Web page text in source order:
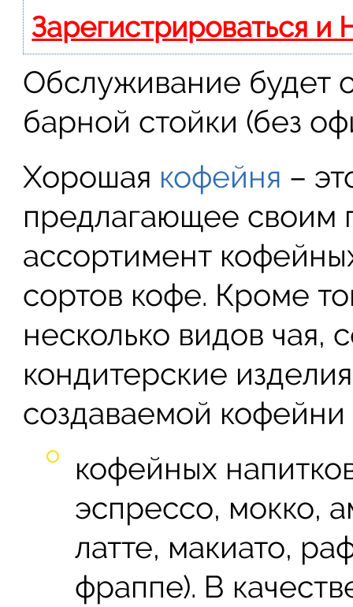
Зарегистрироваться и
Обслуживание будет
барной стойки (без
Хорошая кофейня –
предлагающее своим
ассортимент
сортов кофе. Кроме
несколько видов чая,
кондитерские
создаваемой кофейни
кофейных
эспрессо, мокко,
латте, макиато,
фраппе). В